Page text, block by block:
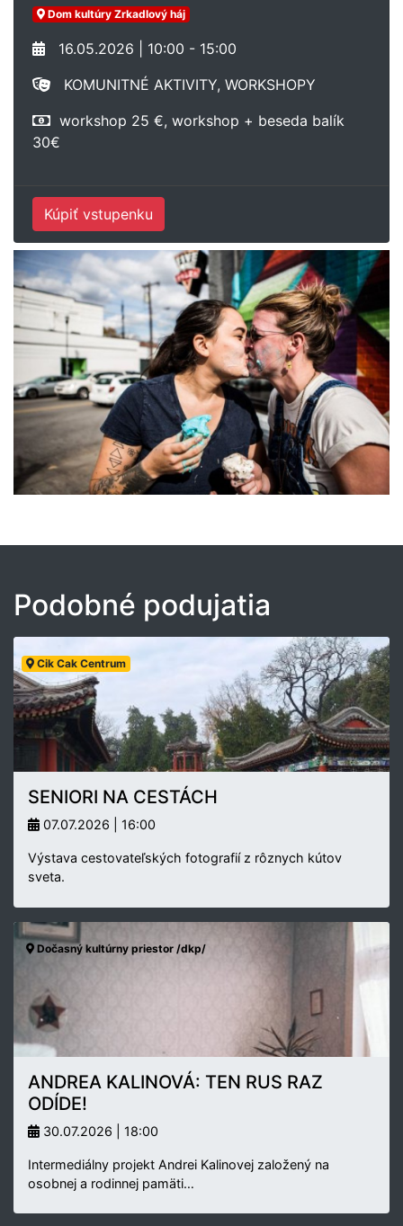
Dom kultúry Zrkadlový háj
16.05.2026 | 10:00 - 15:00
KOMUNITNÉ AKTIVITY, WORKSHOPY
workshop 25 €, workshop + beseda balík
30€
Kúpiť vstupenku
Podobné podujatia
Cik Cak Centrum
SENIORI NA CESTÁCH
07.07.2026 | 16:00
Výstava cestovateľských fotografií z rôznych kútov
sveta.
Dočasný kultúrny priestor /dkp/
ANDREA KALINOVÁ: TEN RUS RAZ
ODÍDE!
30.07.2026 | 18:00
Intermediálny projekt Andrei Kalinovej založený na
osobnej a rodinnej pamäti…